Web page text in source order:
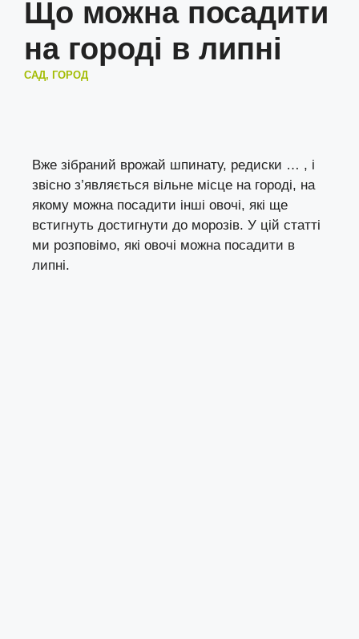
Що можна посадити
на городі в липні
САД, ГОРОД
Вже зібраний врожай шпинату, редиски … , і
звісно з’являється вільне місце на городі, на
якому можна посадити інші овочі, які ще
встигнуть достигнути до морозів. У цій статті
ми розповімо, які овочі можна посадити в
липні.